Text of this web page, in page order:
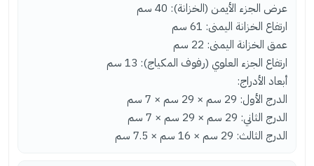
عرض الجزء الأيمن (الخزانة): 40 سم
ارتفاع الخزانة اليمنى: 61 سم
عمق الخزانة اليمنى: 22 سم
ارتفاع الجزء العلوي (رفوف المكياج): 13 سم
أبعاد الأدراج:
الدرج الأول: 29 سم × 29 سم × 7 سم
الدرج الثاني: 29 سم × 29 سم × 7 سم
الدرج الثالث: 29 سم × 16 سم × 7.5 سم